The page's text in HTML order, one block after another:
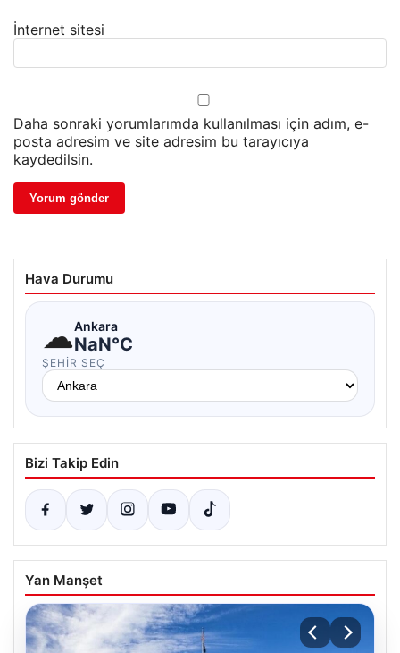
İnternet sitesi
Daha sonraki yorumlarımda kullanılması için adım, e-
posta adresim ve site adresim bu tarayıcıya
kaydedilsin.
Hava Durumu
☁Ankara
NaN°C
ŞEHIR SEÇ
Bizi Takip Edin
Yan Manşet